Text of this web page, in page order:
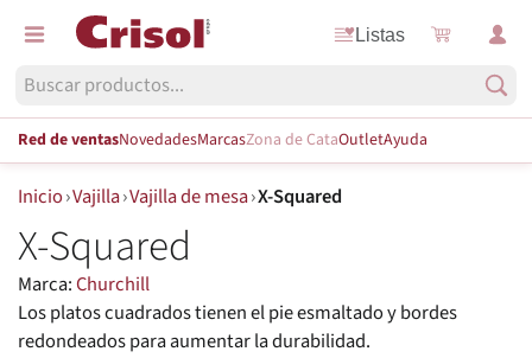
Listas
Red de ventasNovedadesMarcasZona de CataOutletAyuda
Inicio›Vajilla›Vajilla de mesa›X-Squared
X-Squared
Marca:Churchill
Los platos cuadrados tienen el pie esmaltado y bordes
redondeados para aumentar la durabilidad.